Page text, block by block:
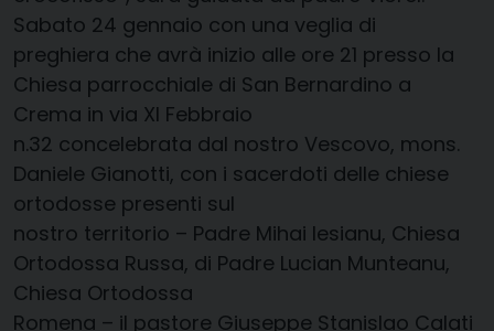
Sabato 24 gennaio con una veglia di
preghiera che avrà inizio alle ore 21 presso la
Chiesa parrocchiale di San Bernardino a
Crema in via XI Febbraio
n.32 concelebrata dal nostro Vescovo, mons.
Daniele Gianotti, con i sacerdoti delle chiese
ortodosse presenti sul
nostro territorio – Padre Mihai Iesianu, Chiesa
Ortodossa Russa, di Padre Lucian Munteanu,
Chiesa Ortodossa
Romena – il pastore Giuseppe Stanislao Calati